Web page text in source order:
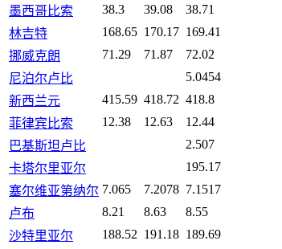
墨西哥比索
38.3 39.08
38.71
林吉特
168.65 170.17 169.41
挪威克朗
71.29 71.87
72.02
尼泊尔卢比
5.0454
新西兰元
415.59 418.72 418.8
菲律宾比索
12.38 12.63
12.44
巴基斯坦卢比
2.507
卡塔尔里亚尔
195.17
塞尔维亚第纳尔 7.065 7.2078 7.1517
卢布
8.21 8.63
8.55
沙特里亚尔
188.52 191.18 189.69